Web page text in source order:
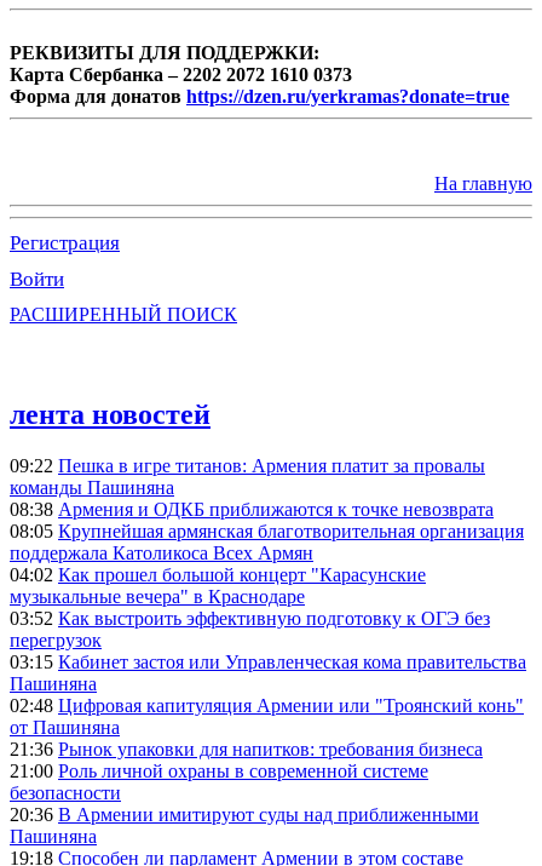
РЕКВИЗИТЫ ДЛЯ ПОДДЕРЖКИ:
Карта Сбербанка – 2202 2072 1610 0373
Форма для донатов https://dzen.ru/yerkramas?donate=true
На главную
Регистрация
Войти
РАСШИРЕННЫЙ ПОИСК
лента новостей
09:22 Пешка в игре титанов: Армения платит за провалы
команды Пашиняна
08:38 Армения и ОДКБ приближаются к точке невозврата
08:05 Крупнейшая армянская благотворительная организация
поддержала Католикоса Всех Армян
04:02 Как прошел большой концерт "Карасунские
музыкальные вечера" в Краснодаре
03:52 Как выстроить эффективную подготовку к ОГЭ без
перегрузок
03:15 Кабинет застоя или Управленческая кома правительства
Пашиняна
02:48 Цифровая капитуляция Армении или "Троянский конь"
от Пашиняна
21:36 Рынок упаковки для напитков: требования бизнеса
21:00 Роль личной охраны в современной системе
безопасности
20:36 В Армении имитируют суды над приближенными
Пашиняна
19:18 Способен ли парламент Армении в этом составе